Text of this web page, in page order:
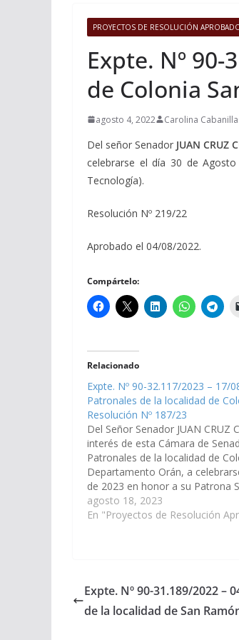
PROYECTOS DE RESOLUCIÓN
Expte. Nº
de Colonia
agosto 4, 2022 Carolina
Del señor Senador JUAN CRUZ
celebrarse el día 30 de
Tecnología).
Resolución Nº 219/22
Aprobado el 04/08/2022.
Compártelo:
Relacionado
Expte. Nº 90-32.117/2023 – 17/
Patronales de la localidad de
Resolución Nº 187/23
Del Señor Senador JUAN CRUZ
interés de esta Cámara de
Patronales de la localidad de
Departamento Orán, a
de 2023 en honor a su Patrona
(Expte. Nº 90-32.117/2023).
agosto 18, 2023
En "Proyectos de Resolución
Expte. Nº 90-31.189/2022 –
de la localidad de San